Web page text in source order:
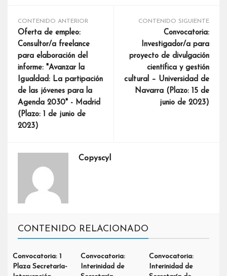
CONTENIDO ANTERIOR
Oferta de empleo:
Consultor/a freelance
para elaboración del
informe: "Avanzar la
Igualdad: La partipación
de las jóvenes para la
Agenda 2030" - Madrid
(Plazo: 1 de junio de
2023)
CONTENIDO SIGUIENTE
Convocatoria:
Investigador/a para
proyecto de divulgación
científica y gestión
cultural – Universidad de
Navarra (Plazo: 15 de
junio de 2023)
Copyscyl
CONTENIDO RELACIONADO
Convocatoria: 1
Plaza Secretaría-
Convocatoria:
Interinidad de
Convocatoria:
Interinidad de